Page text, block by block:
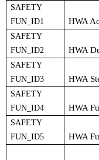
SAFETY
FUN_ID1
HWA
SAFETY
FUN_ID2
HWA
SAFETY
FUN_ID3
HWA
SAFETY
FUN_ID4
HWA
SAFETY
FUN_ID5
HWA